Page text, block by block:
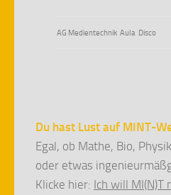
AG Medientechnik Aula Disco
Du hast Lust auf MINT-
Egal, ob Mathe, Bio,
oder etwas
Klicke hier: Ich will MI(N)T